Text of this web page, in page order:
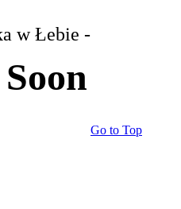
w Łebie -
Go to Top